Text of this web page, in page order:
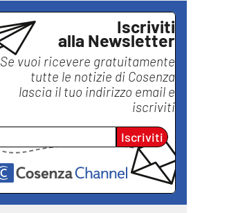
Iscriviti
alla Newsletter
Se vuoi ricevere gratuitamente
tutte le notizie di Cosenza
lascia il tuo indirizzo email e
iscriviti
Iscriviti